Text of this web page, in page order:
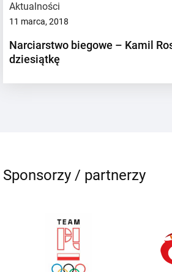
Aktualności
11 marca, 2018
Narciarstwo biegowe – Kamil
dziesiątkę
Sponsorzy / partnerzy